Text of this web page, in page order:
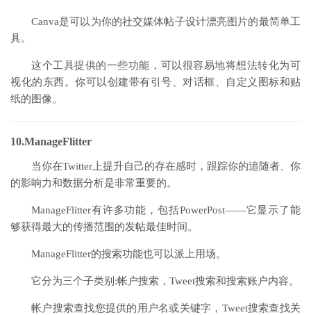
Canva是可以为你的社交媒体帖子设计漂亮图片的最简单工
具。
这个工具提供的一些功能，可以很容易地将想法转化为可
视化的东西。你可以创建带有引号、对话框、自定义图标和贴
纸的图像。
10.ManageFlitter
当你在Twitter上提升自己的存在感时，跟踪你的追随者、你
的影响力和数据分析是非常重要的。
ManageFlitter有许多功能，包括PowerPost——它显示了能
够获得最大的传播范围的发帖最佳时间。
ManageFlitter的搜索功能也可以派上用场。
它分为三个子类别:帐户搜索，Tweet搜索和搜索账户内容。
帐户搜索查找您提供的用户名或关键字，Tweet搜索查找关